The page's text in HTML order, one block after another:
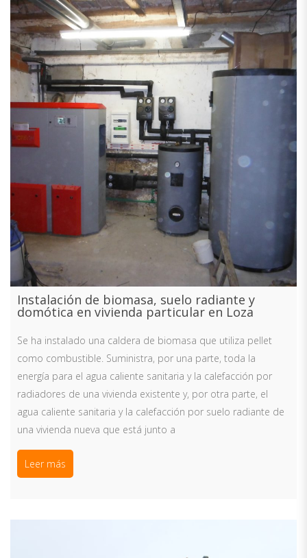
Instalación de biomasa, suelo radiante y
domótica en vivienda particular en Loza
Se ha instalado una caldera de biomasa que utiliza pellet
como combustible. Suministra, por una parte, toda la
energía para el agua caliente sanitaria y la calefacción por
radiadores de una vivienda existente y, por otra parte, el
agua caliente sanitaria y la calefacción por suelo radiante de
una vivienda nueva que está junto a
Leer más